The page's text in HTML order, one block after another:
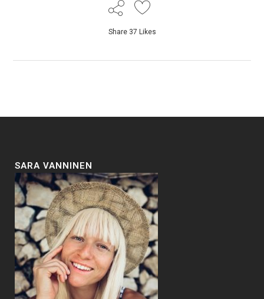
Share 37 Likes
SARA VANNINEN